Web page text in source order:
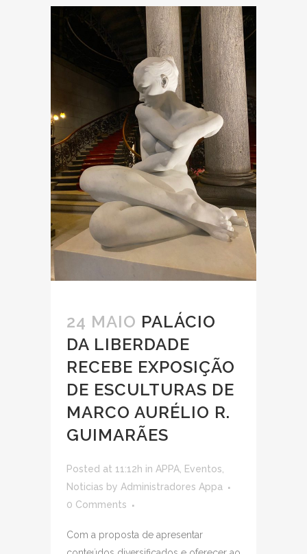
24 MAIO PALÁCIO
DA LIBERDADE
RECEBE EXPOSIÇÃO
DE ESCULTURAS DE
MARCO AURÉLIO R.
GUIMARÃES
Posted at 11:12h in APPA, Eventos,
Noticias by Administradores Appa
0 Comments
Com a proposta de apresentar